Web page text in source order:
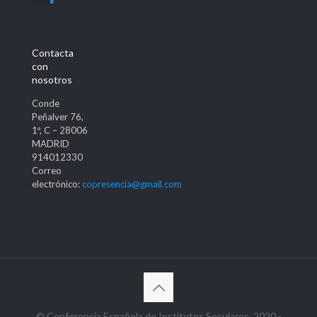
Contacta
con
nosotros
Conde
Peñalver 76,
1º, C – 28006
MADRID
914012330
Correo
electrónico:copresencia@gmail.com